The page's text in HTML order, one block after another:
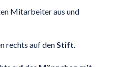
Mitarbeiter aus und
rechts auf denStift.